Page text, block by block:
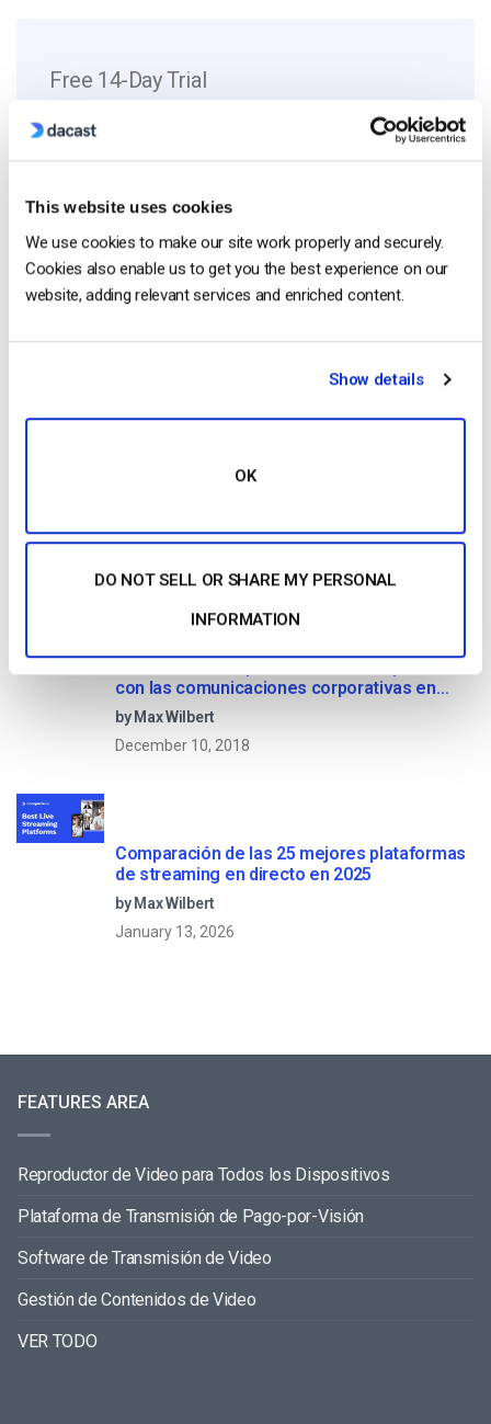
This website uses cookies
We use cookies to make our site work properly and securely.
Cookies also enable us to get you the best experience on our
website, adding relevant services and enriched content.
Show details
OK
DO NOT SELL OR SHARE MY PERSONAL
INFORMATION
Free 14-Day Trial
Start streaming immediately
No credit card required
10 GB of bandwidth
OTT Full Form – El presente y el futuro de los
by Jon Whitehead
con las comunicaciones corporativas en
directo
by Max Wilbert
December 10, 2018
Comparación de las 25 mejores plataformas
de streaming en directo en 2025
by Max Wilbert
January 13, 2026
FEATURES AREA
Reproductor de Video para Todos los Dispositivos
Plataforma de Transmisión de Pago-por-Visión
Software de Transmisión de Video
Gestión de Contenidos de Video
VER TODO